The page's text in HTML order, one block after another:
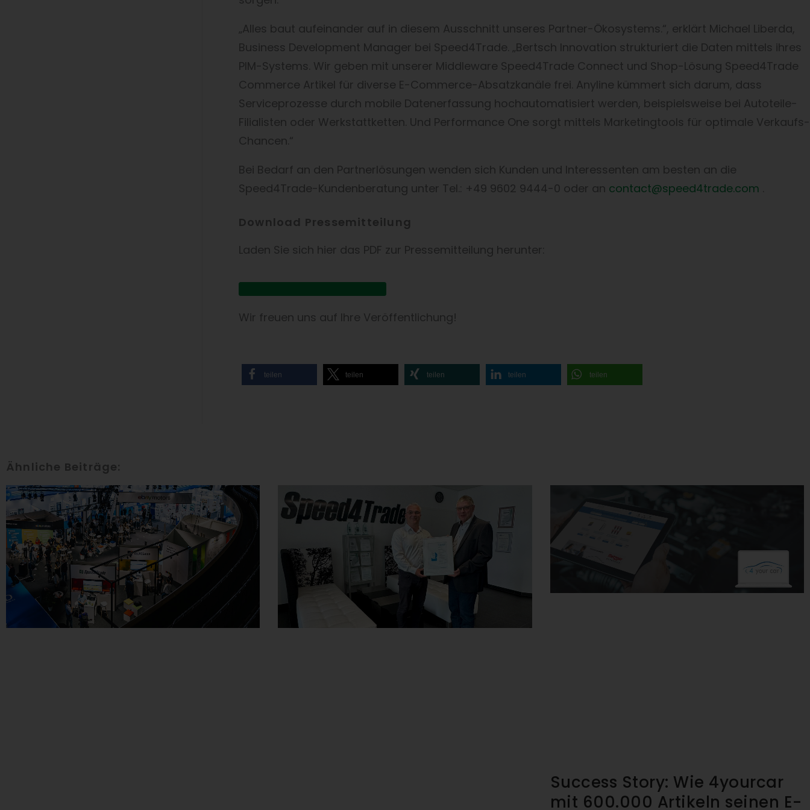
„Alles baut aufeinander auf in diesem Ausschnitt unseres Partner-Ökosystems.“, erklärt Michael Liberda,
Business Development Manager bei Speed4Trade. „Bertsch Innovation strukturiert die Daten mittels ihres
PIM-Systems. Wir geben mit unserer Middleware Speed4Trade Connect und Shop-Lösung Speed4Trade
Commerce Artikel für diverse E-Commerce-Absatzkanäle frei. Anyline kümmert sich darum, dass
Serviceprozesse durch mobile Datenerfassung hochautomatisiert werden, beispielsweise bei Autoteile-
Filialisten oder Werkstattketten. Und Performance One sorgt mittels Marketingtools für optimale Verkaufs-
Chancen.“
Bei Bedarf an den Partnerlösungen wenden sich Kunden und Interessenten am besten an die
Speed4Trade-Kundenberatung unter Tel.: +49 9602 9444-0 oder an contact@speed4trade.com
Download Pressemitteilung
Laden Sie sich hier das PDF zur Pressemitteilung herunter:
Wir freuen uns auf Ihre Veröffentlichung!
teilen teilen teilen teilen teilen
Ähnliche Beiträge:
Success Story: Wie 4yourcar
mit 600.000 Artikeln seinen E-